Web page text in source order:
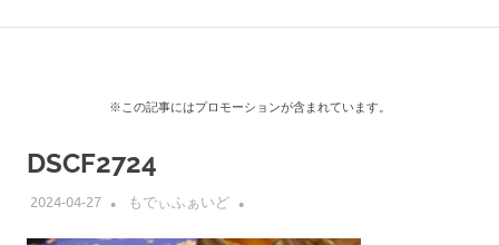
※この記事にはプロモーションが含まれています。
DSCF2724
2024-04-27 もでぃふぁいど